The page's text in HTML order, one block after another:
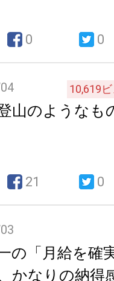
0 0
10,619
山のようなも
21 0
の「月給を確
かなりの納得